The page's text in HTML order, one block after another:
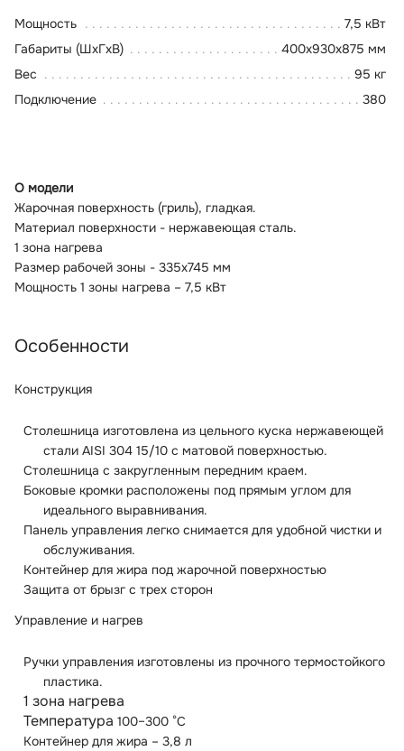
Мощность
7,5 кВт
Габариты (ШхГхВ)
400x930x875 мм
Вес
95 кг
Подключение
380
О модели
Жарочная поверхность (гриль), гладкая.
Материал поверхности - нержавеющая сталь.
1 зона нагрева
Размер рабочей зоны - 335x745 мм
Мощность 1 зоны нагрева – 7,5 кВт
Особенности
Конструкция
Столешница изготовлена из цельного куска нержавеющей
стали AISI 304 15/10 с матовой поверхностью.
Столешница с закругленным передним краем.
Боковые кромки расположены под прямым углом для
идеального выравнивания.
Панель управления легко снимается для удобной чистки и
обслуживания.
Контейнер для жира под жарочной поверхностью
Защита от брызг с трех сторон
Управление и нагрев
Ручки управления изготовлены из прочного термостойкого
пластика.
1 зона нагрева
Температура100–300 °C
Контейнер для жира – 3,8 л